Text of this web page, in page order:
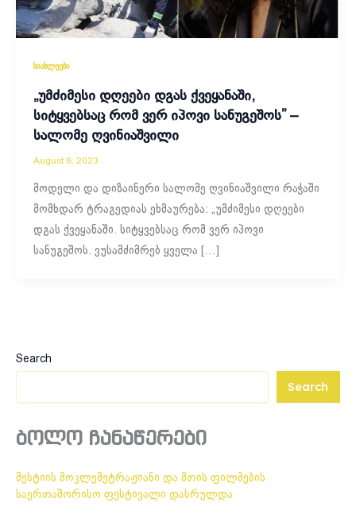
სიახლეები
„უმძიმესი დღეები დგას ქვეყანაში,
სიტყვებსაც რომ ვერ იპოვი სანუგეშოს” –
სალომე ღვინიაშვილი
August 8, 2023
მოდელი და დიზაინერი სალომე ღვინიაშვილი რაჭაში
მომხდარ ტრაგედიას ეხმაურება: „უმძიმესი დღეები
დგას ქვეყანაში. სიტყვებსაც რომ ვერ იპოვი
სანუგეშოს. ვუსამძიმრებ ყველა […]
Search
Search
ბოლო ჩანაწერები
მესტიის მოკლემეტრაჟიანი და მთის ფილმების
საერთაშორისო ფესტივალი დასრულდა